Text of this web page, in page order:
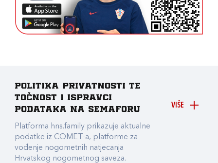
VIŠE
Politika privatnosti te
točnost i ispravci
podataka na Semaforu
Platforma hns.family prikazuje aktualne
podatke iz COMET-a, platforme za
vođenje nogometnih natjecanja
Hrvatskog nogometnog saveza.